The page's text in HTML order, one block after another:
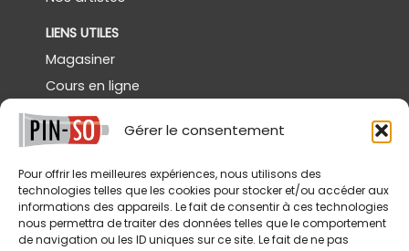
Gérer le consentement
Pour offrir les meilleures expériences, nous utilisons des
technologies telles que les cookies pour stocker et/ou accéder aux
informations des appareils. Le fait de consentir à ces technologies
nous permettra de traiter des données telles que le comportement
de navigation ou les ID uniques sur ce site. Le fait de ne pas
LIENS UTILES
Magasiner
Cours en ligne
Démos gratuites
Powertex Canada
SERVICES
Livraison